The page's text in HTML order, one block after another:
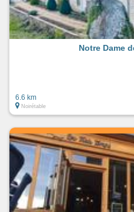
Notre Dame
6.6 km
Noirétable